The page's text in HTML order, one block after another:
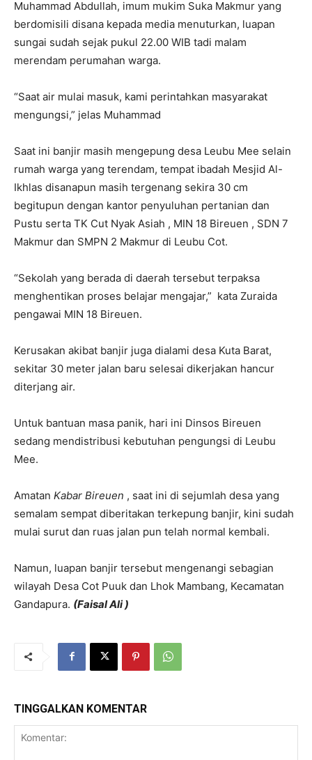
Muhammad Abdullah, imum mukim Suka Makmur yang
berdomisili disana kepada media menuturkan, luapan
sungai sudah sejak pukul 22.00 WIB tadi malam
merendam perumahan warga.
“Saat air mulai masuk, kami perintahkan masyarakat
mengungsi,” jelas Muhammad
Saat ini banjir masih mengepung desa Leubu Mee selain
rumah warga yang terendam, tempat ibadah Mesjid Al-
Ikhlas disanapun masih tergenang sekira 30 cm
begitupun dengan kantor penyuluhan pertanian dan
Pustu serta TK Cut Nyak Asiah , MIN 18 Bireuen , SDN 7
Makmur dan SMPN 2 Makmur di Leubu Cot.
“Sekolah yang berada di daerah tersebut terpaksa
menghentikan proses belajar mengajar,” kata Zuraida
pengawai MIN 18 Bireuen.
Kerusakan akibat banjir juga dialami desa Kuta Barat,
sekitar 30 meter jalan baru selesai dikerjakan hancur
diterjang air.
Untuk bantuan masa panik, hari ini Dinsos Bireuen
sedang mendistribusi kebutuhan pengungsi di Leubu
Mee.
Amatan Kabar Bireuen , saat ini di sejumlah desa yang
semalam sempat diberitakan terkepung banjir, kini sudah
mulai surut dan ruas jalan pun telah normal kembali.
Namun, luapan banjir tersebut mengenangi sebagian
wilayah Desa Cot Puuk dan Lhok Mambang, Kecamatan
Gandapura. (Faisal Ali )
TINGGALKAN KOMENTAR